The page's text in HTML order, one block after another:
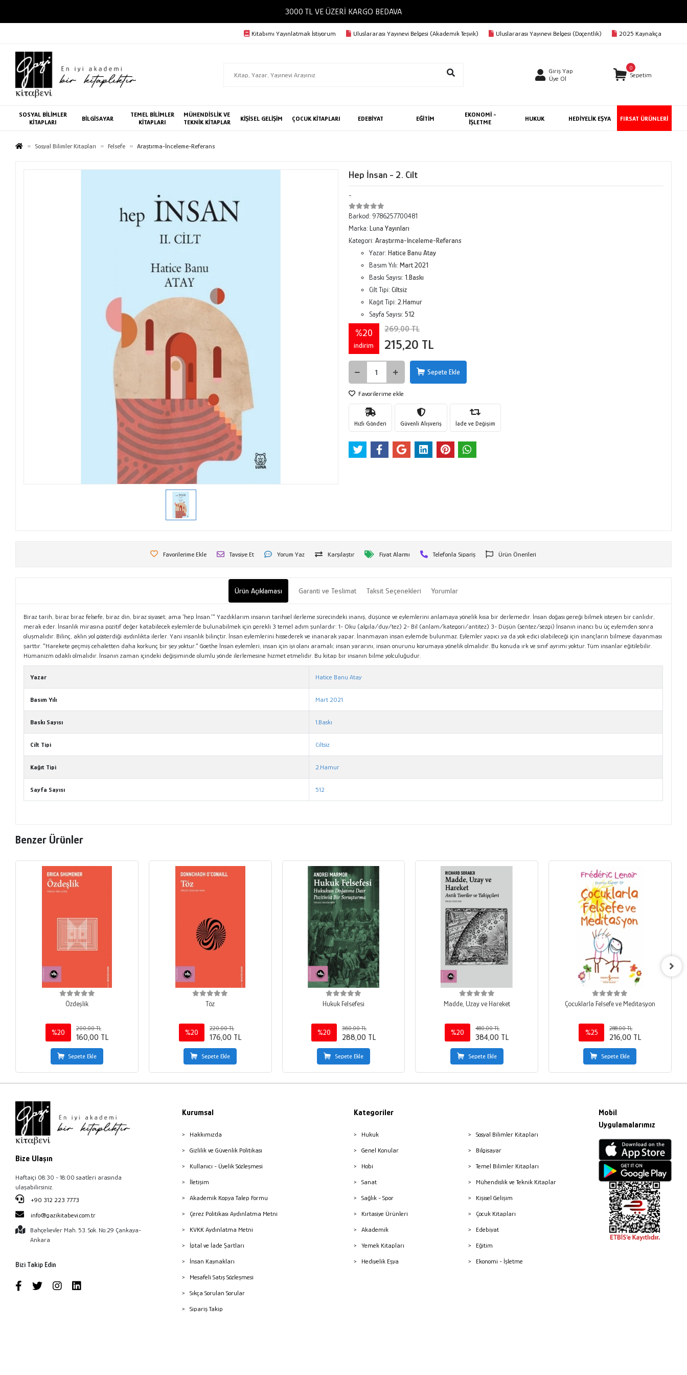
Kitabımı Yayınlatmak İstiyorum Uluslararası Yayınevi Belgesi (Akademik Teşvik) Uluslararası Yayınevi Belgesi (Doçentlik) 2025 Kaynakça
Giriş Yap
Üye Ol
0
Sepetim
SOSYAL BİLİMLER
KİTAPLARI
BİLGİSAYAR
TEMEL BİLİMLER
KİTAPLARI
MÜHENDİSLİK VE
TEKNİK KİTAPLAR
KİŞİSEL GELİŞİM ÇOCUK KİTAPLARI EDEBİYAT EĞİTİM
EKONOMİ -
İŞLETME
HUKUK HEDİYELİK EŞYA FIRSAT ÜRÜNLERİ
Sosyal Bilimler Kitapları Felsefe Araştırma-İnceleme-Referans
Hep İnsan - 2. Cilt
-
Barkod: 9786257700481
Marka: Luna Yayınları
Kategori: Araştırma-İnceleme-Referans
Yazar: Hatice Banu Atay
Basım Yılı: Mart 2021
Baskı Sayısı: 1.Baskı
Cilt Tipi: Ciltsiz
Kağıt Tipi: 2.Hamur
Sayfa Sayısı: 512
%20
indirim
269,00 TL
215,20 TL
Sepete Ekle
Favorilerime ekle
Hızlı Gönderi Güvenli Alışveriş İade ve Değişim
Favorilerime Ekle Tavsiye Et Yorum Yaz Karşılaştır Fiyat Alarmı Telefonla Sipariş Ürün Önerileri
Ürün Açıklaması Garanti ve Teslimat Taksit Seçenekleri Yorumlar
Biraz tarih, biraz biraz felsefe, biraz din, biraz siyaset; ama ‘hep İnsan.’” Yazdıklarım insanın tarihsel ilerleme sürecindeki inanış, düşünce ve eylemlerini anlamaya yönelik kısa bir derlemedir. İnsan doğası gereği bilmek isteyen bir canlıdır,
merak eder. İnsanlık mirasına pozitif değer katabilecek eylemlerde bulunabilmek için gerekli 3 temel adım şunlardır: 1- Oku (algıla/duy/tez) 2- Bil (anlam/kategori/antitez) 3- Düşün (sentez/sezgi) İnsanın inancı bu üç eylemden sonra
oluşmalıdır. Bilinç, aklın yol gösterdiği aydınlıkta ilerler. Yani insanlık bilinçtir. İnsan eylemlerini hissederek ve inanarak yapar. İnanmayan insan eylemde bulunmaz. Eylemler yapıcı ya da yok edici olabileceği için inançların bilmeye dayanması
şarttır. “Harekete geçmiş cehaletten daha korkunç bir şey yoktur.” Goethe İnsan eylemleri, insan için iyi olanı aramalı; insan yararını, insan onurunu korumaya yönelik olmalıdır. Bu konuda ırk ve sınıf ayrımı yoktur. Tüm insanlar eğitilebilir.
Hümanizm odaklı olmalıdır. İnsanın zaman içindeki değişiminde olumlu yönde ilerlemesine hizmet etmelidir. Bu kitap bir insanın bilme yolculuğudur.
Yazar Hatice Banu Atay
Basım Yılı Mart 2021
Baskı Sayısı 1.Baskı
Cilt Tipi Ciltsiz
Kağıt Tipi 2.Hamur
Sayfa Sayısı 512
Benzer Ürünler
Özdeşlik
%20
200,00 TL
160,00 TL
Sepete Ekle
Töz
%20
220,00 TL
176,00 TL
Sepete Ekle
Hukuk Felsefesi
%20
360,00 TL
288,00 TL
Sepete Ekle
Madde, Uzay ve Hareket
%20
480,00 TL
384,00 TL
Sepete Ekle
Çocuklarla Felsefe ve Meditasyon
%25
288,00 TL
216,00 TL
Sepete Ekle
Bize Ulaşın
Haftaiçi 08:30 - 18:00 saatleri arasında
ulaşabilirsiniz.
+90 312 223 7773
info@gazikitabevi.com.tr
Bahçelievler Mah. 53. Sok. No:29 Çankaya-
Ankara
Bizi Takip Edin
Kurumsal
Hakkımızda
Gizlilik ve Güvenlik Politikası
Kullanıcı - Üyelik Sözleşmesi
İletişim
Akademik Kopya Talep Formu
Çerez Politikası Aydınlatma Metni
KVKK Aydınlatma Metni
İptal ve İade Şartları
İnsan Kaynakları
Mesafeli Satış Sözleşmesi
Sıkça Sorulan Sorular
Sipariş Takip
Kategoriler
Hukuk
Genel Konular
Hobi
Sanat
Sağlık - Spor
Kırtasiye Ürünleri
Akademik
Yemek Kitapları
Hediyelik Eşya
Sosyal Bilimler Kitapları
Bilgisayar
Temel Bilimler Kitapları
Mühendislik ve Teknik Kitaplar
Kişisel Gelişim
Çocuk Kitapları
Edebiyat
Eğitim
Ekonomi - İşletme
Mobil
Uygulamalarımız